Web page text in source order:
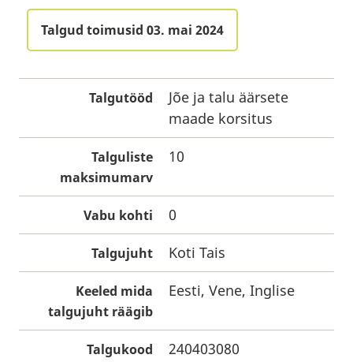
Talgud toimusid 03. mai 2024
Talgutööd
Jõe ja talu äärsete
maade korsitus
Talguliste
maksimumarv
10
Vabu kohti 0
Talgujuht Koti Tais
Keeled mida
talgujuht räägib
Eesti, Vene, Inglise
Talgukood 240403080